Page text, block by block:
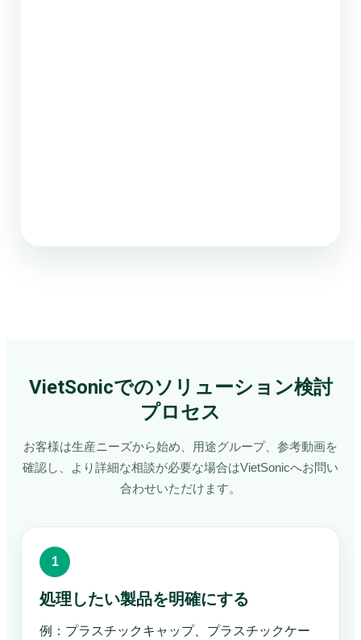
VietSonicでのソリューション検討
プロセス
お客様は生産ニーズから始め、用途グループ、参考動画を
確認し、より詳細な相談が必要な場合はVietSonicへお問い
合わせいただけます。
処理したい製品を明確にする
例：プラスチックキャップ、プラスチックケー